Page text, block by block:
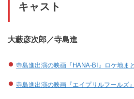
キャスト
大藪彦次郎／寺島進
寺島進出演の映画『HANA-BI』ロケ地ま
寺島進出演の映画『エイプリルフールズ